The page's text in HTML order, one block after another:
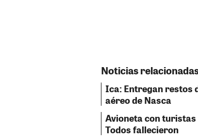
Noticias
Ica: Entregan restos
aéreo de Nasca
Avioneta con turistas
Todos fallecieron